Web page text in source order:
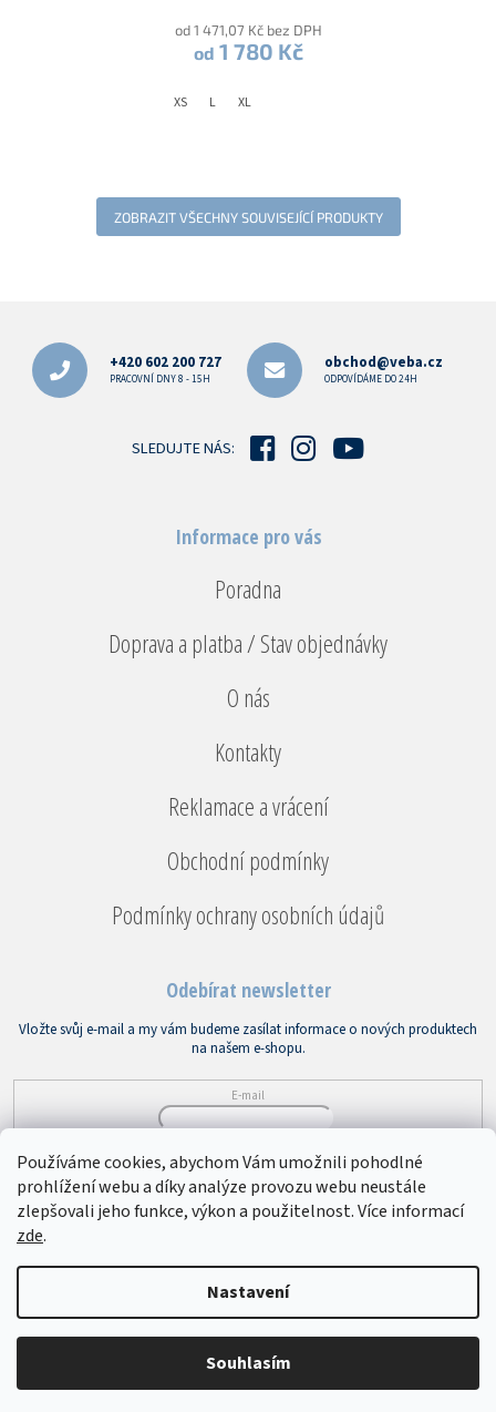
Používáme cookies, abychom Vám umožnili pohodlné
prohlížení webu a díky analýze provozu webu neustále
zlepšovali jeho funkce, výkon a použitelnost. Více informací
zde.
Nastavení
Souhlasím
od 1 471,07 Kč bez DPH
od 1 780 Kč
XS L XL
ZOBRAZIT VŠECHNY SOUVISEJÍCÍ PRODUKTY
+420 602 200 727
PRACOVNÍ DNY 8 - 15H
obchod@veba.cz
ODPOVÍDÁME DO 24H
SLEDUJTE NÁS:
Informace pro vás
Poradna
Doprava a platba / Stav objednávky
O nás
Kontakty
Reklamace a vrácení
Obchodní podmínky
Podmínky ochrany osobních údajů
Odebírat newsletter
Vložte svůj e-mail a my vám budeme zasílat informace o nových produktech
na našem e-shopu.
E-mail
PŘIHLÁSIT SE
Vytvořil Shoptet
Bytový textil VEBA . Všechna práva vyhrazena.
nastavení cookies